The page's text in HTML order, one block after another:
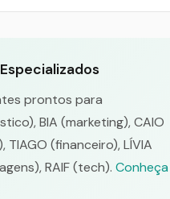
prontos para
BIA (marketing), CAIO
TIAGO (financeiro), LÍVIA
RAIF (tech). Conheça